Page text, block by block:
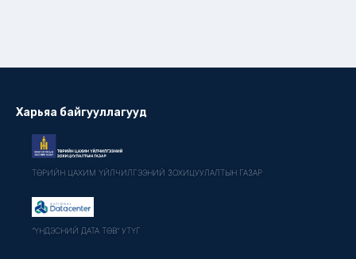
Харьяа байгууллагууд
ТӨРИЙН ЦАХИМ ҮЙЛЧИЛГЭЭНИЙ ЗОХИЦУУЛАЛТЫН ГАЗАР
"ҮНДЭСНИЙ ДАТА ТӨВ" УТҮГ